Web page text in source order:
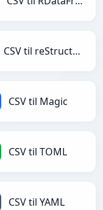
CSV til reStructuredText
CSV til Magic
CSV til TOML
CSV til YAML